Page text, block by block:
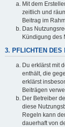
Mit dem
zeitlich und
Beitrag im
Das
Kündigung des
3. PFLICHTEN DES
Du erklärst mit
enthält, die
erklärst
Beiträgen
Der Betreiber
diese
Regeln kann
dauerhaft von